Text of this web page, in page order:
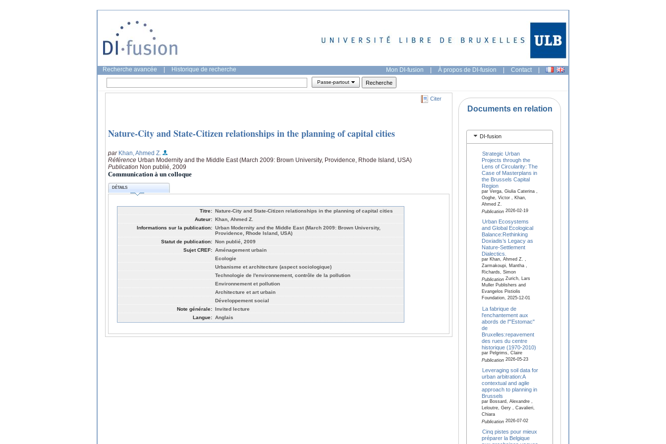
Recherche avancée Historique de recherche Mon DI-fusion | À propos de DI-fusion | Contact |
Passe-partout
Citer
Nature-City and State-Citizen relationships in the planning of capital cities
par Khan, Ahmed Z.
Référence Urban Modernity and the Middle East (March 2009: Brown University, Providence, Rhode Island, USA)
Publication Non publié, 2009
Communication à un colloque
DÉTAILS
Titre: Nature-City and State-Citizen relationships in the planning of capital cities
Auteur: Khan, Ahmed Z.
Informations sur la publication: Urban Modernity and the Middle East (March 2009: Brown University,
Providence, Rhode Island, USA)
Statut de publication: Non publié, 2009
Sujet CREF: Aménagement urbain
Ecologie
Urbanisme et architecture (aspect sociologique)
Technologie de l'environnement, contrôle de la pollution
Environnement et pollution
Architecture et art urbain
Développement social
Note générale: Invited lecture
Langue: Anglais
Documents en relation
DI-fusion
Strategic Urban
Projects through the
Lens of Circularity: The
Case of Masterplans in
the Brussels Capital
Region
par Verga, Giulia Caterina ,
Ooghe, Victor , Khan,
Ahmed Z.
Publication2026-02-19
Urban Ecosystems
and Global Ecological
Balance:Rethinking
Doxiadis’s Legacy as
Nature-Settlement
Dialectics.
par Khan, Ahmed Z. ,
Zarmakoupi, Mantha ,
Richards, Simon
PublicationZurich, Lars
Muller Publishers and
Evangelos Pistiolis
Foundation, 2025-12-01
La fabrique de
l'enchantement aux
abords de l'"Estomac"
de
Bruxelles:repavement
des rues du centre
historique (1970-2010)
par Pelgrims, Claire
Publication2026-05-23
Leveraging soil data for
urban arbitration:A
contextual and agile
approach to planning in
Brussels
par Bossard, Alexandre ,
Leloutre, Gery , Cavalieri,
Chiara
Publication2026-07-02
Cinq pistes pour mieux
préparer la Belgique